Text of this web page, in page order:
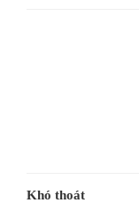
Khó thoát